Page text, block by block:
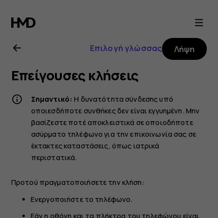
Οδηγίες
χρήσης
Nokia
8
Sirocco
Επιλογή γλώσσας Λήψη
Επείγουσες κλήσεις
Σημαντικό: Η δυνατότητα σύνδεσης υπό
οποιεσδήποτε συνθήκες δεν είναι εγγυημένη. Μην
βασίζεστε ποτέ αποκλειστικά σε οποιοδήποτε
ασύρματο τηλέφωνο για την επικοινωνία σας σε
έκτακτες καταστάσεις, όπως ιατρικά
περιστατικά.
Προτού πραγματοποιήσετε την κλήση:
Ενεργοποιήστε το τηλέφωνο.
Εάν η οθόνη και τα πλήκτρα του τηλεφώνου είναι